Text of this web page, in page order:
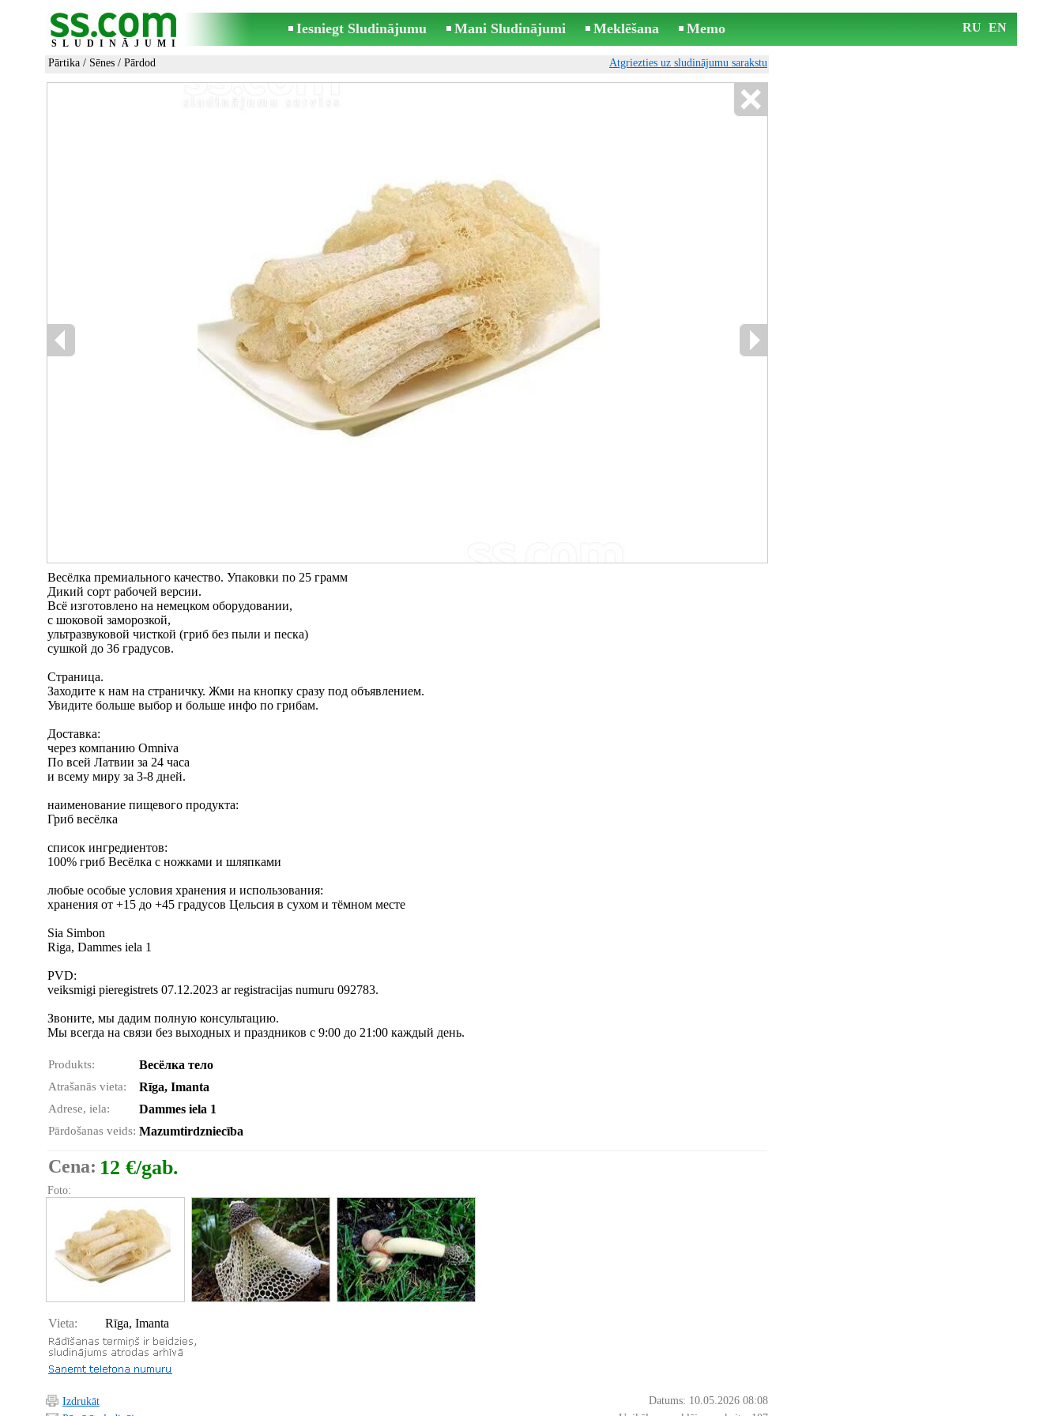
SLUDINĀJUMI
Iesniegt Sludinājumu Mani Sludinājumi Meklēšana Memo RU EN
Pārtika / Sēnes / Pārdod Atgriezties uz sludinājumu sarakstu
Весёлка премиального качество. Упаковки по 25 грамм
Дикий сорт рабочей версии.
Всё изготовлено на немецком оборудовании,
с шоковой заморозкой,
ультразвуковой чисткой (гриб без пыли и песка)
сушкой до 36 градусов.
Страница.
Заходите к нам на страничку. Жми на кнопку сразу под объявлением.
Увидите больше выбор и больше инфо по грибам.
Доставка:
через компанию Omniva
По всей Латвии за 24 часа
и всему миру за 3-8 дней.
наименование пищевого продукта:
Гриб весёлка
список ингредиентов:
100% гриб Весёлка с ножками и шляпками
любые особые условия хранения и использования:
хранения от +15 до +45 градусов Цельсия в сухом и тёмном месте
Sia Simbon
Riga, Dammes iela 1
PVD:
veiksmigi pieregistrets 07.12.2023 ar registracijas numuru 092783.
Звоните, мы дадим полную консультацию.
Мы всегда на связи без выходных и праздников с 9:00 до 21:00 каждый день.
Produkts: Весёлка тело
Atrašanās vieta: Rīga, Imanta
Adrese, iela: Dammes iela 1
Pārdošanas veids: Mazumtirdzniecība
Cena: 12 €/gab.
Foto:
Vieta: Rīga, Imanta
Izdrukāt
Datums: 10.05.2026 08:08